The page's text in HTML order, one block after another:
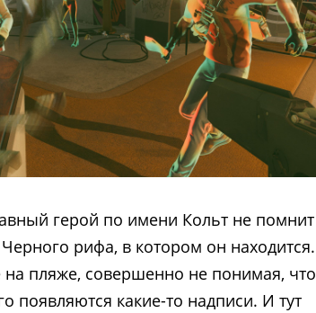
герой по имени Кольт не помнит
рифа, в котором он находится.
пляже, совершенно не понимая, что
появляются какие-то надписи. И тут